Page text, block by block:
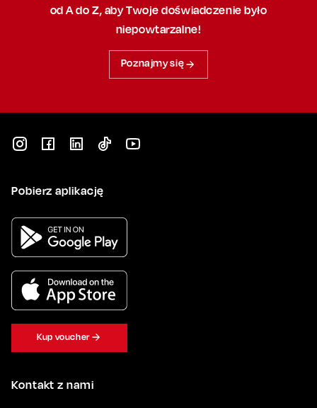
od A do Z, abyTwoje doświadczenie było
niepowtarzalne!
Poznajmy się
Kontakt z nami
Pobierz aplikację
Kup voucher